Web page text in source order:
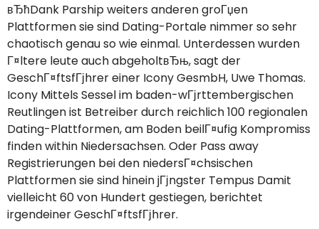
вЂћDank Parship weiters anderen groГџen
Plattformen sie sind Dating-Portale nimmer so sehr
chaotisch genau so wie einmal. Unterdessen wurden
Г¤ltere leute auch abgeholtвЂњ, sagt der
GeschГ¤ftsfГјhrer einer Icony GesmbH, Uwe Thomas.
Icony Mittels Sessel im baden-wГјrttembergischen
Reutlingen ist Betreiber durch reichlich 100 regionalen
Dating-Plattformen, am Boden beilГ¤ufig Kompromiss
finden within Niedersachsen. Oder Pass away
Registrierungen bei den niedersГ¤chsischen
Plattformen sie sind hinein jГјngster Tempus Damit
vielleicht 60 von Hundert gestiegen, berichtet
irgendeiner GeschГ¤ftsfГјhrer.